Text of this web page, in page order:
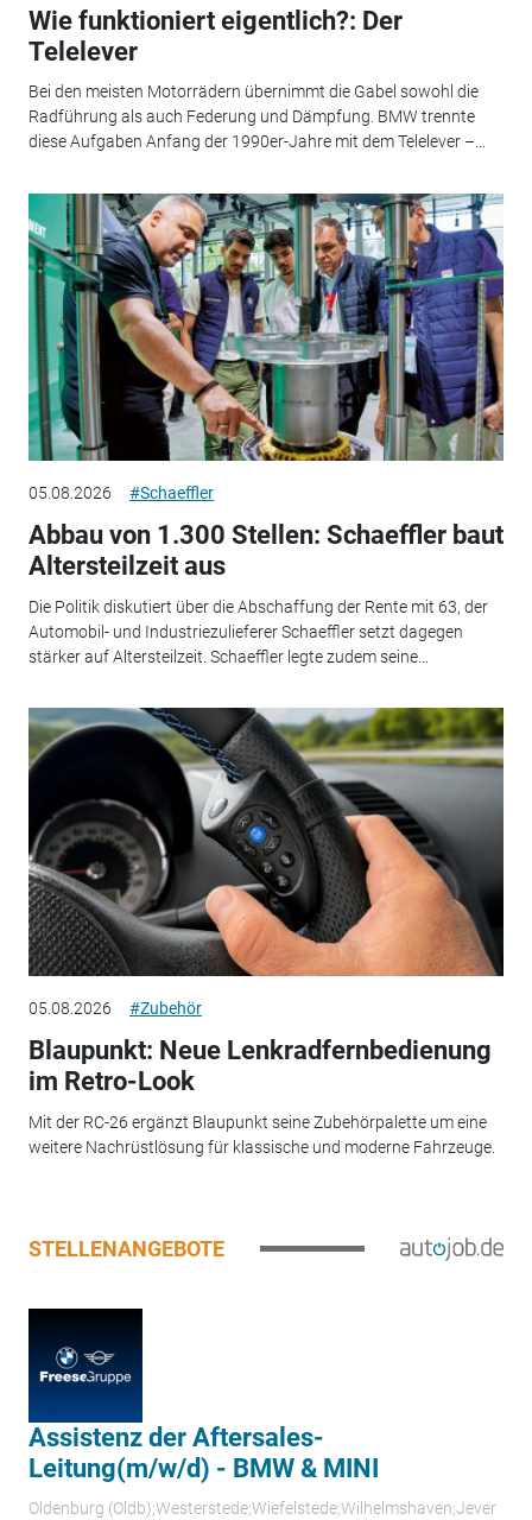
Wie funktioniert eigentlich?: Der
Telelever
Bei den meisten Motorrädern übernimmt die Gabel sowohl die
Radführung als auch Federung und Dämpfung. BMW trennte
diese Aufgaben Anfang der 1990er-Jahre mit dem Telelever –...
05.08.2026 #Schaeffler
Abbau von 1.300 Stellen: Schaeffler baut
Altersteilzeit aus
Die Politik diskutiert über die Abschaffung der Rente mit 63, der
Automobil- und Industriezulieferer Schaeffler setzt dagegen
stärker auf Altersteilzeit. Schaeffler legte zudem seine...
05.08.2026 #Zubehör
Blaupunkt: Neue Lenkradfernbedienung
im Retro-Look
Mit der RC-26 ergänzt Blaupunkt seine Zubehörpalette um eine
weitere Nachrüstlösung für klassische und moderne Fahrzeuge.
STELLENANGEBOTE
Assistenz der Aftersales-
Leitung(m/w/d) - BMW & MINI
Oldenburg (Oldb);Westerstede;Wiefelstede;Wilhelmshaven;Jever